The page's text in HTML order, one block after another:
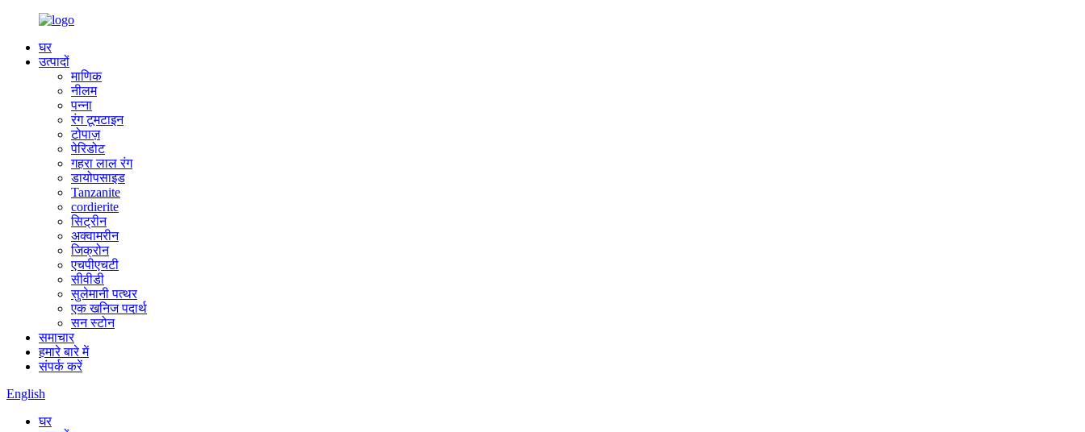
घर
उत्पादों
माणिक
नीलम
पन्ना
रंग टूमटाइन
टोपाज़
पेरिडोट
गहरा लाल रंग
डायोपसाइड
Tanzanite
cordierite
सिट्रीन
अक्वामरीन
जिक्रोन
एचपीएचटी
सीवीडी
सुलेमानी पत्थर
एक खनिज पदार्थ
सन स्टोन
समाचार
हमारे बारे में
संपर्क करें
English
घर